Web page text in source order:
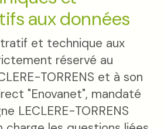
aux données
et technique aux
réservé au
TORRENS et à son
"Enovanet", mandaté
LECLERE-TORRENS